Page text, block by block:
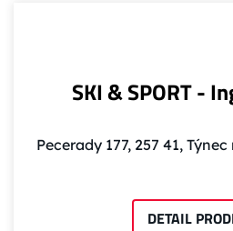
SKI & SPORT -
Pecerady 177, 257 41,
DETAIL